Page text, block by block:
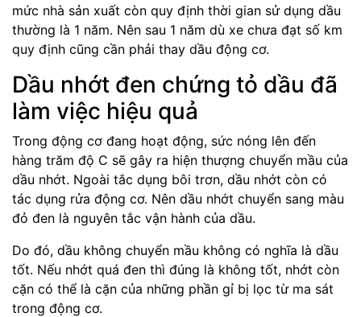
mức nhà sản xuất còn quy định thời gian sử dụng dầu
thường là 1 năm. Nên sau 1 năm dù xe chưa đạt số km
quy định cũng cần phải thay dầu động cơ.
Dầu nhớt đen chứng tỏ dầu đã
làm việc hiệu quả
Trong động cơ đang hoạt động, sức nóng lên đến
hàng trăm độ C sẽ gây ra hiện thượng chuyển mầu của
dầu nhớt. Ngoài tắc dụng bôi trơn, dầu nhớt còn có
tác dụng rửa động cơ. Nên dầu nhớt chuyển sang màu
đỏ đen là nguyên tắc vận hành của dầu.
Do đó, dầu không chuyển mầu không có nghĩa là dầu
tốt. Nếu nhớt quá đen thì đúng là không tốt, nhớt còn
cặn có thể là cặn của những phần gỉ bị lọc từ ma sát
trong động cơ.